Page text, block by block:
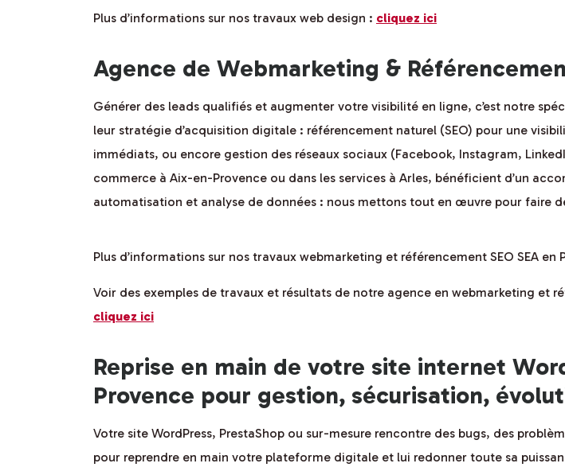
Plus d’informations sur nos travaux web design : cliquez ici
Agence de Webmarketing &
Générer des leads qualifiés et augmenter votre visibilité en ligne, c’est notre
leur stratégie d’acquisition digitale : référencement naturel (SEO) pour une
immédiats, ou encore gestion des réseaux sociaux (Facebook, Instagram,
commerce à Aix-en-Provence ou dans les services à Arles, bénéficient d’un
automatisation et analyse de données : nous mettons tout en œuvre pour faire
Plus d’informations sur nos travaux webmarketing et référencement SEO SEA en
Voir des exemples de travaux et résultats de notre agence en webmarketing et
cliquez ici
Reprise en main de votre site internet
Provence pour gestion, sécurisation,
Votre site WordPress, PrestaShop ou sur-mesure rencontre des bugs, des
pour reprendre en main votre plateforme digitale et lui redonner toute sa